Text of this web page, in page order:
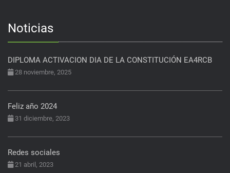
Noticias
DIPLOMA ACTIVACION DIA DE LA CONSTITUCIÓN EA4RCB
28 noviembre, 2025
Feliz año 2024
31 diciembre, 2023
Redes sociales
21 abril, 2023